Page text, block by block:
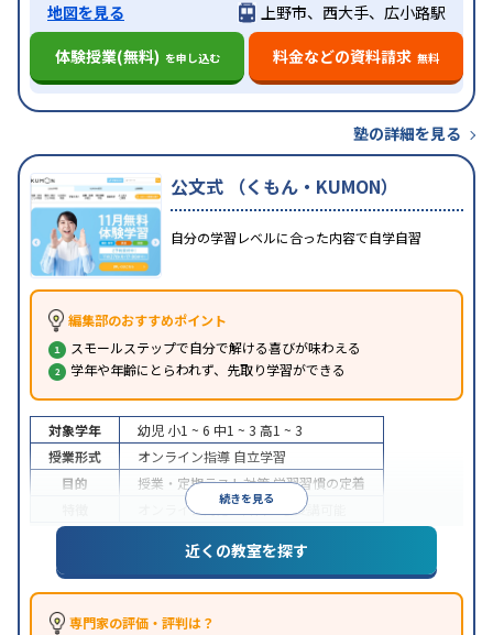
地図を見る
上野市、西大手、広小路駅
体験授業(無料) を申し込む 料金などの資料請求 無料
塾の詳細を見る
公文式 （くもん・KUMON）
自分の学習レベルに合った内容で自学自習
編集部のおすすめポイント
スモールステップで自分で解ける喜びが味わえる
学年や年齢にとらわれず、先取り学習ができる
続きを見る
対象学年 幼児 小1 ~ 6 中1 ~ 3 高1 ~ 3
授業形式
オンライン指導 自立学習
目的
授業・定期テスト対策学習習慣の定着
オンライン対応1科目から受講可能
近くの教室を探す
専門家の評価・評判は？